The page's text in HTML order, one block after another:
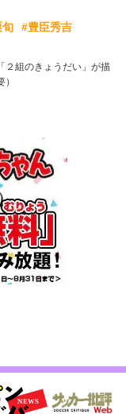
旬 #豊臣秀吉
２組のきょうだい」が描